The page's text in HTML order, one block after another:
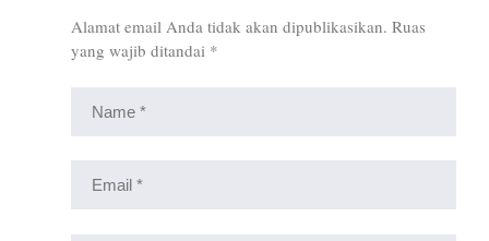
Alamat email Anda tidak akan dipublikasikan. Ruas
yang wajib ditandai *